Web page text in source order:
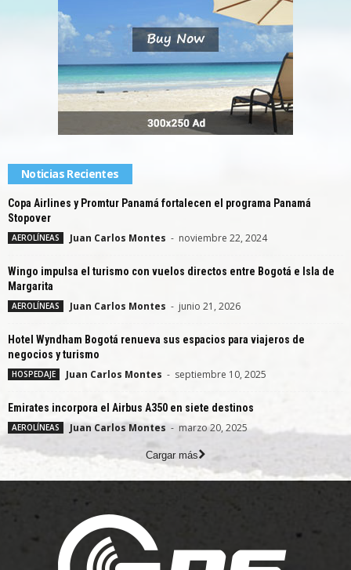
Noticias Recientes
Copa Airlines y Promtur Panamá fortalecen el programa Panamá
Stopover
AEROLÍNEAS Juan Carlos Montes - noviembre 22, 2024
Wingo impulsa el turismo con vuelos directos entre Bogotá e Isla de
Margarita
AEROLÍNEAS Juan Carlos Montes - junio 21, 2026
Hotel Wyndham Bogotá renueva sus espacios para viajeros de
negocios y turismo
HOSPEDAJE Juan Carlos Montes - septiembre 10, 2025
Emirates incorpora el Airbus A350 en siete destinos
AEROLÍNEAS Juan Carlos Montes - marzo 20, 2025
Cargar más